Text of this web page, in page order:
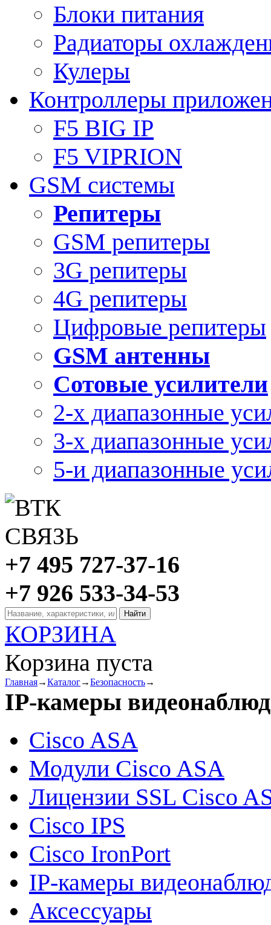
Блоки питания
Радиаторы
Кулеры
Контроллеры
F5 BIG IP
F5 VIPRION
GSM системы
Репитеры
GSM репитеры
3G репитеры
4G репитеры
Цифровые репитеры
GSM антенны
Сотовые усилители
2-х диапазонные
3-х диапазонные
5-и диапазонные
+7 495 727-37-16
+7 926 533-34-53
КОРЗИНА
Корзина пуста
Главная→Каталог→Безопасность→
IP-камеры
Cisco ASA
Модули Cisco ASA
Лицензии SSL Cisco
Cisco IPS
Cisco IronPort
IP-камеры
Аксессуары